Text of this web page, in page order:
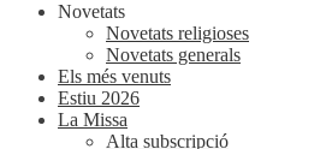
Novetats
Novetats religioses
Novetats generals
Els més venuts
Estiu 2026
La Missa
Alta subscripció